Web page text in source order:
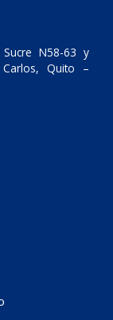
N58-63 y
Quito –